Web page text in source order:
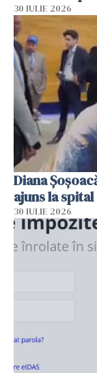
30 IULIE 2026
Diana
ajuns la spital
30 IULIE 2026